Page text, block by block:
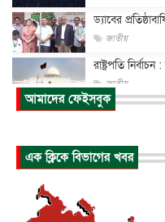
ড্যাবের
জাতীয়
রাষ্ট্রপতি
জাতীয়
প্রধানমন্ত্রীর
পাকিস্তান-
যুক্তরাজ্যে গ্রুমিং
আমাদের ফেইসবুক
এক ক্লিকে বিভাগের খবর